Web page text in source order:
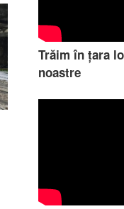
Trăim în țara
noastre